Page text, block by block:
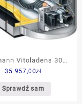
Vitoladens 300-
(VW3B800)
35 957,00zł
Sprawdź sam